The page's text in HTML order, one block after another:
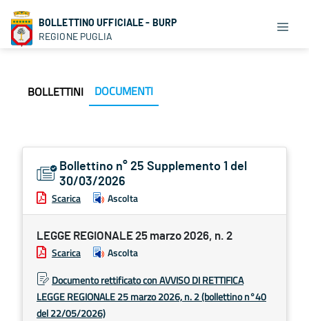
BOLLETTINO UFFICIALE - BURP
REGIONE PUGLIA
BOLLETTINI DOCUMENTI
Bollettino n° 25 Supplemento 1 del
30/03/2026
Scarica Ascolta
LEGGE REGIONALE 25 marzo 2026, n. 2
Scarica
Ascolta
Documento rettificato con AVVISO DI RETTIFICA
LEGGE REGIONALE 25 marzo 2026, n. 2 (bollettino n°40
del 22/05/2026)